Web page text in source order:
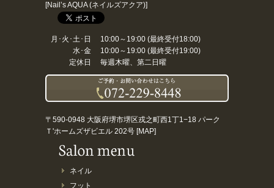
[Nail’s AQUA (ネイルズアクア)]
月･火･土･日
10:00～19:00 (最終受付18:00)
水･金
10:00～19:00 (最終受付19:00)
定休日
毎週木曜、第二日曜
〒590-0948 大阪府堺市堺区戎之町西1丁1−18 パーク
Ｔ'ホームズザビエル 202号 [MAP]
ネイル
フット